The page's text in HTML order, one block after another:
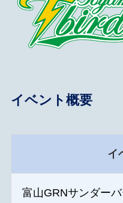
イベント概要
イ
富山GRNサンダー